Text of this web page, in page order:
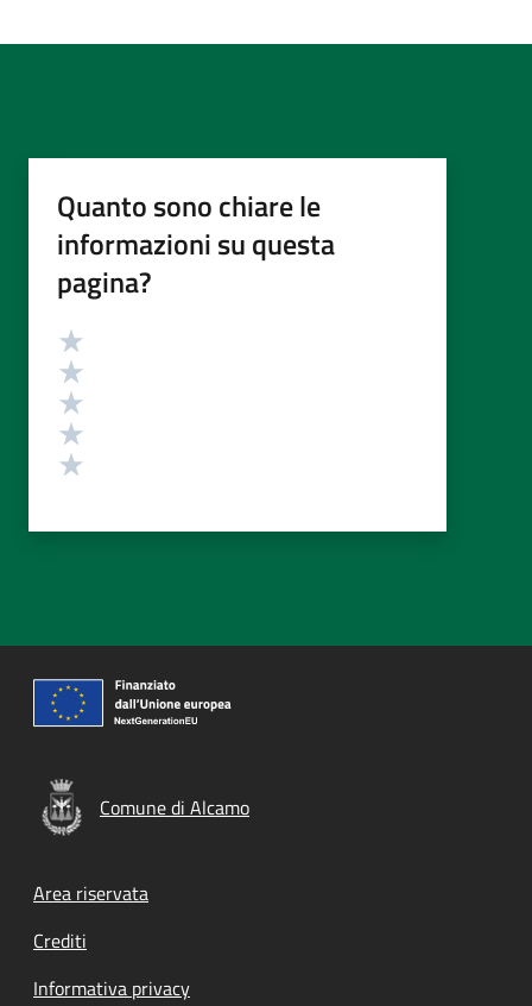
Quanto sono chiare le
informazioni su questa
pagina?
Valutazione
Comune di Alcamo
Footer menu
Area riservata
Crediti
Informativa privacy